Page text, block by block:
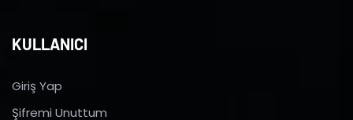
KULLANICI
Giriş Yap
Şifremi Unuttum